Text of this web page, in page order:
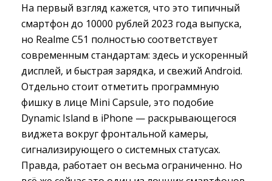
На первый взгляд кажется, что это типичный
смартфон до 10000 рублей 2023 года выпуска,
но Realme C51 полностью соответствует
современным стандартам: здесь и ускоренный
дисплей, и быстрая зарядка, и свежий Android.
Отдельно стоит отметить программную
фишку в лице Mini Capsule, это подобие
Dynamic Island в iPhone — раскрывающегося
виджета вокруг фронтальной камеры,
сигнализирующего о системных статусах.
Правда, работает он весьма ограниченно. Но